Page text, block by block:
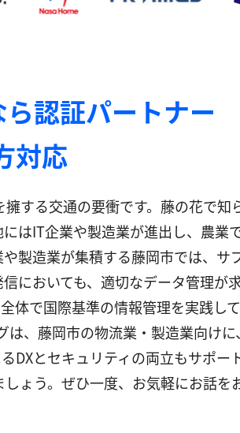
認証パートナー
対応
する交通の要衝です。藤の花で知
はIT企業や製造業が進出し、農業
製造業が集積する藤岡市では、サ
においても、適切なデータ管理が
体で国際基準の情報管理を実践し
、藤岡市の物流業・製造業向けに
とセキュリティの両立もサポー
ょう。ぜひ一度、お気軽にお話を